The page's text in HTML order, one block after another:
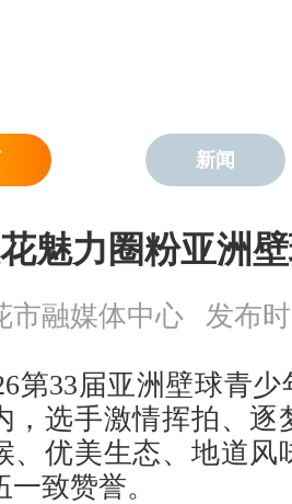
新闻
魅力圈粉亚洲
市融媒体中心 发布
第33届亚洲壁球青
，选手激情挥拍、
、优美生态、地道
一致赞誉。